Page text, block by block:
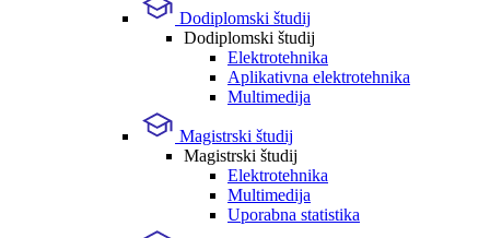
Dodiplomski študij
Dodiplomski študij
Elektrotehnika
Aplikativna elektrotehnika
Multimedija
Magistrski študij
Magistrski študij
Elektrotehnika
Multimedija
Uporabna statistika